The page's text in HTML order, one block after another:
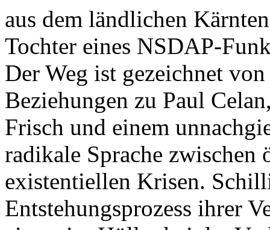
aus dem ländlichen
Tochter eines NSDAP-
Der Weg ist gezeichnet
Beziehungen zu Paul
Frisch und einem
radikale Sprache
existentiellen Krisen.
Entstehungsprozess ihrer